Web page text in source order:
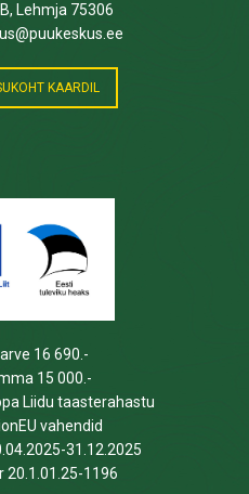
Lehmja 75306
KAARDIL
16 690.-
15 000.-
Liidu taasterahastu
vahendid
31.12.2025
20.1.01.25-1196